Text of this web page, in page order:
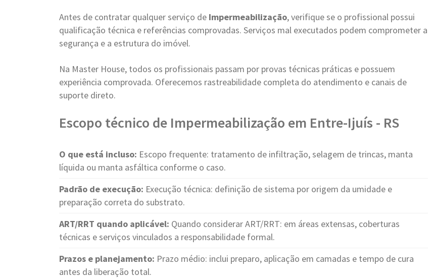
Antes de contratar qualquer serviço de Impermeabilização, verifique se o profissional possui
qualificação técnica e referências comprovadas. Serviços mal executados podem comprometer a
segurança e a estrutura do imóvel.
Na Master House, todos os profissionais passam por provas técnicas práticas e possuem
experiência comprovada. Oferecemos rastreabilidade completa do atendimento e canais de
suporte direto.
Escopo técnico de Impermeabilização em Entre-Ijuís - RS
O que está incluso: Escopo frequente: tratamento de infiltração, selagem de trincas, manta
líquida ou manta asfáltica conforme o caso.
Padrão de execução: Execução técnica: definição de sistema por origem da umidade e
preparação correta do substrato.
ART/RRT quando aplicável: Quando considerar ART/RRT: em áreas extensas, coberturas
técnicas e serviços vinculados a responsabilidade formal.
Prazos e planejamento: Prazo médio: inclui preparo, aplicação em camadas e tempo de cura
antes da liberação total.